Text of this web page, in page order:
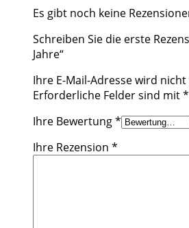
Es gibt noch keine
Schreiben Sie die erste
Jahre“
Ihre E-Mail-Adresse wird
Erforderliche Felder sind mit*
Ihre Bewertung*
Ihre Rezension *